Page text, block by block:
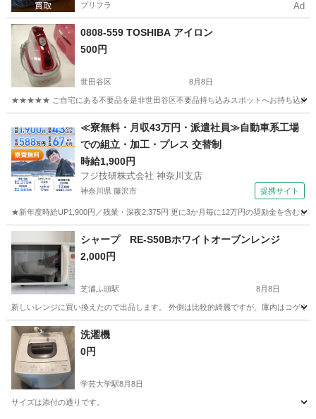
プリフラ Ad
0808-559 TOSHIBA アイロン
500円
世田谷区 8月8日
★★★★★ ご自宅にある不要品を是非世田谷区不要品持ち込みスポットへお持ち込みし
生活家電 スポット
≪寮無料・月収43万円・派遣社員≫自動車系工場
での組立・加工・プレス 交替制
時給1,900円
フジ技研株式会社 神奈川支店
神奈川県 藤沢市 提携サイト
★新年度時給UP1,900円／残業・深夜2,375円 更に3か月毎に12万円の奨励金を含む
神奈川 藤沢市 その他
シャープ RE-S50Bホワイトオーブンレンジ
2,000円
芝浦ふ頭駅 8月8日
新しいレンジに買い換えたので出品します。 外側は比較的綺麗ですが、庫内はコゲ
東京 港区 芝浦ふ頭駅
洗濯機
0円
学芸大学駅8月8日
サイズは添付の通りです。